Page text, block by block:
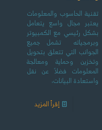
تقنية الحاسوب والمعلومات
يعتبر مجال واسع يتعامل
بشكل رئيسي مع الكمبيوتر
وبرمجياته تشمل جميع
الجوانب التي تتعلق بتحويل
وتخزين وحماية ومعالجة
المعلومات فضلاً عن نقل
واستعادة البيانات،
إقرأ المزيد